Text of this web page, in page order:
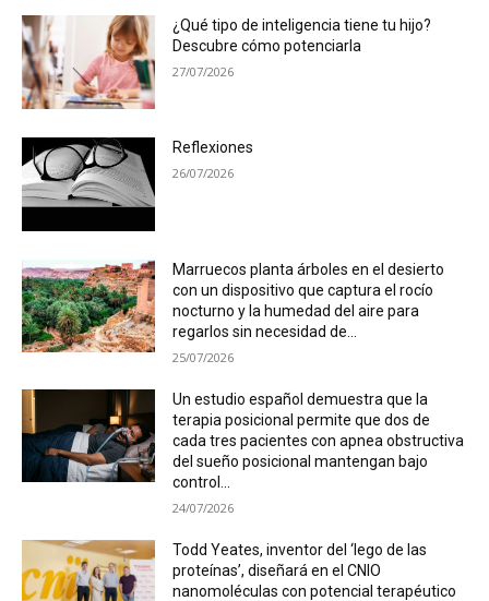
¿Qué tipo de inteligencia tiene tu hijo?
Descubre cómo potenciarla
27/07/2026
Reflexiones
26/07/2026
Marruecos planta árboles en el desierto
con un dispositivo que captura el rocío
nocturno y la humedad del aire para
regarlos sin necesidad de...
25/07/2026
Un estudio español demuestra que la
terapia posicional permite que dos de
cada tres pacientes con apnea obstructiva
del sueño posicional mantengan bajo
control...
24/07/2026
Todd Yeates, inventor del ‘lego de las
proteínas’, diseñará en el CNIO
nanomoléculas con potencial terapéutico